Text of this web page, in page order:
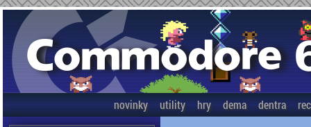
novinky utility hry dema dentra